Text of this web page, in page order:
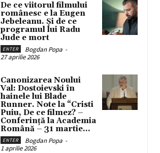
De ce viitorul filmului
românesc e la Eugen
Jebeleanu. Și de ce
programul lui Radu
Jude e mort
ENTER Bogdan Popa -
27 aprilie 2026
Canonizarea Noului
Val: Dostoievski în
hainele lui Blade
Runner. Note la “Cristi
Puiu, De ce filmez? –
Conferință la Academia
Română – 31 martie...
ENTER Bogdan Popa -
1 aprilie 2026